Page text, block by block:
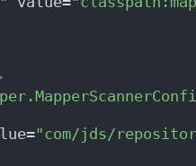
"com/jds/